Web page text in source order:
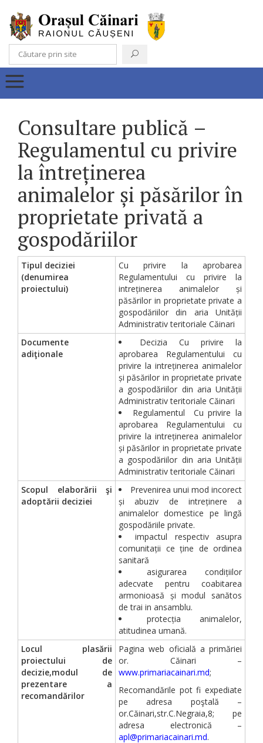
Consultare publică –
Regulamentul cu privire
la întreținerea
animalelor și păsărilor în
proprietate privată a
gospodăriilor
Tipul deciziei
(denumirea
proiectului)
Cu privire la aprobarea
Regulamentului cu privire la
intreținerea animalelor și
păsărilor in proprietate private a
gospodăriilor din aria Unității
Administrativ teritoriale Căinari
Documente
adiţionale
Decizia Cu privire la
aprobarea Regulamentului cu
privire la intreținerea animalelor
și păsărilor in proprietate private
a gospodăriilor din aria Unității
Administrativ teritoriale Căinari
Regulamentul Cu privire la
aprobarea Regulamentului cu
privire la intreținerea animalelor
și păsărilor in proprietate private
a gospodăriilor din aria Unității
Administrativ teritoriale Căinari
Scopul elaborării şi
adoptării deciziei
Prevenirea unui mod incorect
și abuziv de intreținere a
animalelor domestice pe lingă
gospodăriile private.
impactul respectiv asupra
comunitații ce ține de ordinea
sanitară
asigurarea condițiilor
adecvate pentru coabitarea
armonioasă și modul sanătos
de trai in ansamblu.
protecția animalelor,
atitudinea umană.
Locul plasării
proiectului de
decizie,modul de
prezentare a
recomandărilor
Pagina web oficială a primăriei
or. Căinari –
www.primariacainari.md;
Recomandările pot fi expediate
pe adresa poştală –
or.Căinari,str.C.Negraia,8; pe
adresa electronică –
apl@primariacainari.md.